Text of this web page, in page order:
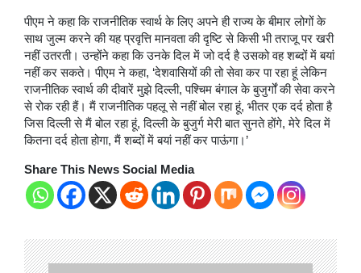
पीएम ने कहा कि राजनीतिक स्वार्थ के लिए अपने ही राज्य के बीमार लोगों के
साथ जुल्म करने की यह प्रवृत्ति मानवता की दृष्टि से किसी भी तराजू पर खरी
नहीं उतरती। उन्होंने कहा कि उनके दिल में जो दर्द है उसको वह शब्दों में बयां
नहीं कर सकते। पीएम ने कहा, ‘देशवासियों की तो सेवा कर पा रहा हूं लेकिन
राजनीतिक स्वार्थ की दीवारें मुझे दिल्ली, पश्चिम बंगाल के बुजुर्गों की सेवा करने
से रोक रही हैं। मैं राजनीतिक पहलू से नहीं बोल रहा हूं, भीतर एक दर्द होता है
जिस दिल्ली से मैं बोल रहा हूं, दिल्ली के बुजुर्ग मेरी बात सुनते होंगे, मेरे दिल में
कितना दर्द होता होगा, मैं शब्दों में बयां नहीं कर पाऊंगा।’
Share This News Social Media